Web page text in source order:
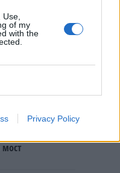
of my
with the
Privacy Policy
ДА СЕ СУДИ
НА
ЌЕ ГО
на
ВО СРЕДА ЌЕ